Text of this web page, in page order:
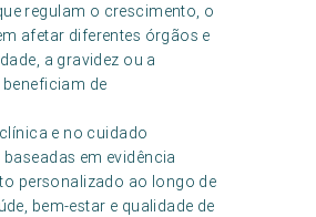
regulam o crescimento, o
afetar diferentes órgãos e
a gravidez ou a
de
e no cuidado
em evidência
personalizado ao longo de
bem-estar e qualidade de